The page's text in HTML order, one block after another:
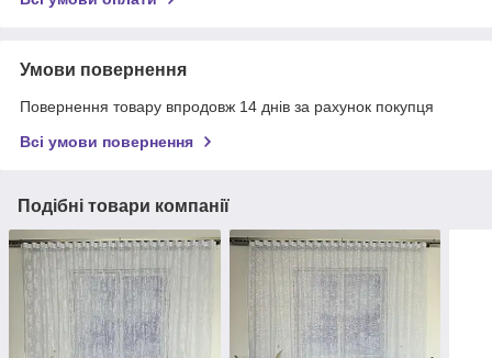
Умови повернення
Повернення товару впродовж 14 днів за рахунок покупця
Всі умови повернення
Подібні товари компанії